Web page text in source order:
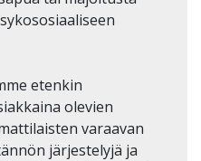
etenkin
olevien
varaavan
järjestelyjä ja